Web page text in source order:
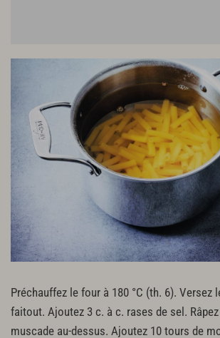
Préchauffez le four à 180 °C (th. 6). Versez
faitout. Ajoutez 3 c. à c. rases de sel.
muscade au-dessus. Ajoutez 10 tours de